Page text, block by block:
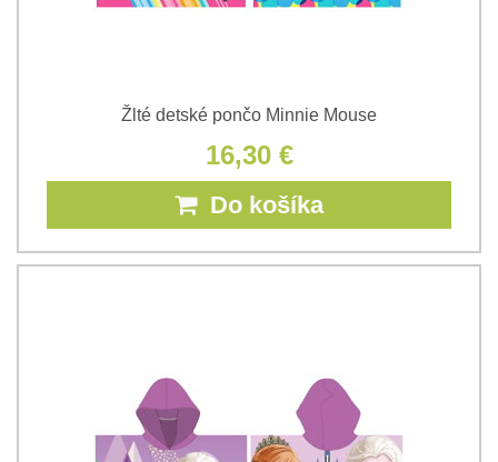
Žlté detské pončo Minnie Mouse
16,30 €
Do košíka